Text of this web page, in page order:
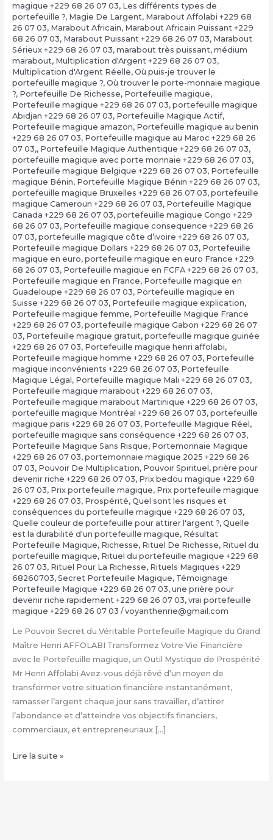
magique +229 68 26 07 03, Les différents types de
portefeuille ?, Magie De Largent, Marabout Affolabi +229 68
26 07 03, Marabout Africain, Marabout Africain Puissant +229
68 26 07 03, Marabout Puissant +229 68 26 07 03, Marabout
Sérieux +229 68 26 07 03, marabout très puissant, médium
marabout, Multiplication d'Argent +229 68 26 07 03,
Multiplication d'Argent Réelle, Où puis-je trouver le
portefeuille magique ?, Où trouver le porte-monnaie magique
?, Portefeuille De Richesse, Portefeuille magique,
Portefeuille magique +229 68 26 07 03, portefeuille magique
Abidjan +229 68 26 07 03, Portefeuille Magique Actif,
Portefeuille magique amazon, Portefeuille magique au benin
+229 68 26 07 03, Portefeuille magique au Maroc +229 68 26
07 03,, Portefeuille Magique Authentique +229 68 26 07 03,
portefeuille magique avec porte monnaie +229 68 26 07 03,
Portefeuille magique Belgique +229 68 26 07 03, Portefeuille
magique Bénin, Portefeuille Magique Bénin +229 68 26 07 03,
portefeuille magique Bruxelles +229 68 26 07 03, portefeuille
magique Cameroun +229 68 26 07 03, Portefeuille Magique
Canada +229 68 26 07 03, portefeuille magique Congo +229
68 26 07 03, Portefeuille magique consequence +229 68 26
07 03, portefeuille magique côte d’ivoire +229 68 26 07 03,
Portefeuille magique Dollars +229 68 26 07 03, Portefeuille
magique en euro, portefeuille magique en euro France +229
68 26 07 03, Portefeuille magique en FCFA +229 68 26 07 03,
Portefeuille magique en France, Portefeuille magique en
Guadeloupe +229 68 26 07 03, Portefeuille magique en
Suisse +229 68 26 07 03, Portefeuille magique explication,
Portefeuille magique femme, Portefeuille Magique France
+229 68 26 07 03, portefeuille magique Gabon +229 68 26 07
03, Portefeuille magique gratuit, portefeuille magique guinée
+229 68 26 07 03, Portefeuille magique henri affolabi,
Portefeuille magique homme +229 68 26 07 03, Portefeuille
magique inconvénients +229 68 26 07 03, Portefeuille
Magique Légal, Portefeuille magique Mali +229 68 26 07 03,
Portefeuille magique marabout +229 68 26 07 03,
Portefeuille magique marabout Martinique +229 68 26 07 03,
portefeuille magique Montréal +229 68 26 07 03, portefeuille
magique paris +229 68 26 07 03, Portefeuille Magique Réel,
portefeuille magique sans conséquence +229 68 26 07 03,
Portefeuille Magique Sans Risque, Portemonnaie Magique
+229 68 26 07 03, portemonnaie magique 2025 +229 68 26
07 03, Pouvoir De Multiplication, Pouvoir Spirituel, prière pour
devenir riche +229 68 26 07 03, Prix bedou magique +229 68
26 07 03, Prix portefeuille magique, Prix portefeuille magique
+229 68 26 07 03, Prospérité, Quel sont les risques et
conséquences du portefeuille magique +229 68 26 07 03,
Quelle couleur de portefeuille pour attirer l'argent ?, Quelle
est la durabilité d'un portefeuille magique, Résultat
Portefeuille Magique, Richesse, Rituel De Richesse, Rituel du
portefeuille magique, Rituel du portefeuille magique +229 68
26 07 03, Rituel Pour La Richesse, Rituels Magiques +229
68260703, Secret Portefeuille Magique, Témoignage
Portefeuille Magique +229 68 26 07 03, une prière pour
devenir riche rapidement +229 68 26 07 03, vrai portefeuille
magique +229 68 26 07 03 /voyanthenrie@gmail.com
Le Pouvoir Secret du Véritable Portefeuille Magique du Grand
Maître Henri AFFOLABI Transformez Votre Vie Financière
avec le Portefeuille magique, un Outil Mystique de Prospérité
Mr Henri Affolabi Avez-vous déjà rêvé d’un moyen de
transformer votre situation financière instantanément,
ramasser l’argent chaque jour sans travailler, d’attirer
l’abondance et d’atteindre vos objectifs financiers,
commerciaux, et entrepreneuriaux […]
Comment
Lire la suite »